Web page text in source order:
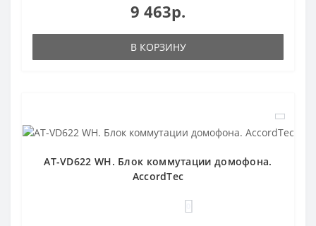
9 463р.
В КОРЗИНУ
AT-VD622 WH. Блок коммутации домофона.
AccordTec